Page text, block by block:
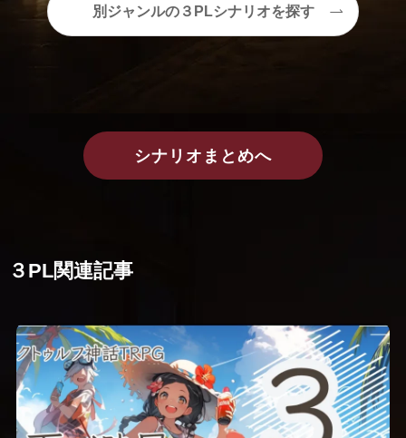
別ジャンルの３PLシナリオを探す
シナリオまとめへ
３PL関連記事